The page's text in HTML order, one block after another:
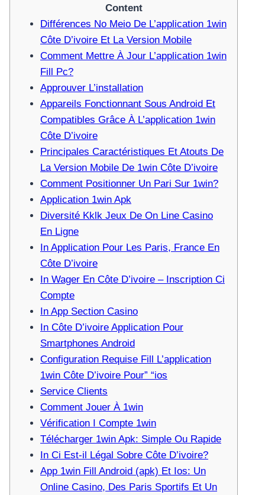
Content
Différences No Meio De L’application 1win
Côte D’ivoire Et La Version Mobile
Comment Mettre À Jour L’application 1win
Fill Pc?
Approuver L’installation
Appareils Fonctionnant Sous Android Et
Compatibles Grâce À L’application 1win
Côte D’ivoire
Principales Caractéristiques Et Atouts De
La Version Mobile De 1win Côte D’ivoire
Comment Positionner Un Pari Sur 1win?
Application 1win Apk
Diversité Kklk Jeux De On Line Casino
En Ligne
In Application Pour Les Paris, France En
Côte D’ivoire
In Wager En Côte D’ivoire – Inscription Ci
Compte
In App Section Casino
In Côte D’ivoire Application Pour
Smartphones Android
Configuration Requise Fill L’application
1win Côte D’ivoire Pour” “ios
Service Clients
Comment Jouer À 1win
Vérification I Compte 1win
Télécharger 1win Apk: Simple Ou Rapide
In Ci Est-il Légal Sobre Côte D’ivoire?
App 1win Fill Android (apk) Et Ios: Un
Online Casino, Des Paris Sportifs Et Un